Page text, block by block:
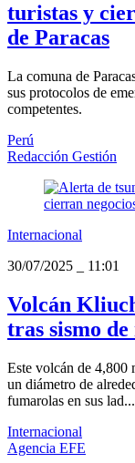
turistas y
de Paracas
La comuna de
sus protocolos de
competentes.
Perú
Redacción Gestión
Internacional
30/07/2025
11:01
Volcán
tras sismo
Este volcán de 4,800
un diámetro de
fumarolas en sus lad...
Internacional
Agencia EFE